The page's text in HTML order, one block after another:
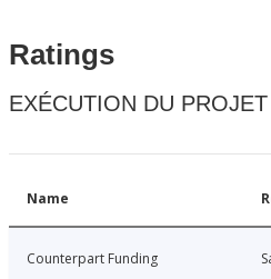
Ratings
EXÉCUTION DU PROJET
Name
Counterpart Funding